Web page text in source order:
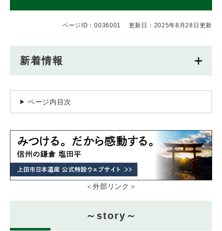
ページID：0036001 更新日：2025年8月28日更新
新着情報
ページ内目次
＜外部リンク＞
～story～